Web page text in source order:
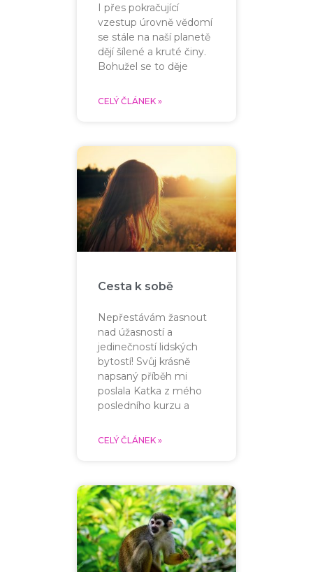
I přes pokračující
vzestup úrovně vědomí
se stále na naší planetě
dějí šílené a kruté činy.
Bohužel se to děje
CELÝ ČLÁNEK »
Cesta k sobě
Nepřestávám žasnout
nad úžasností a
jedinečností lidských
bytostí! Svůj krásně
napsaný příběh mi
poslala Katka z mého
posledního kurzu a
CELÝ ČLÁNEK »